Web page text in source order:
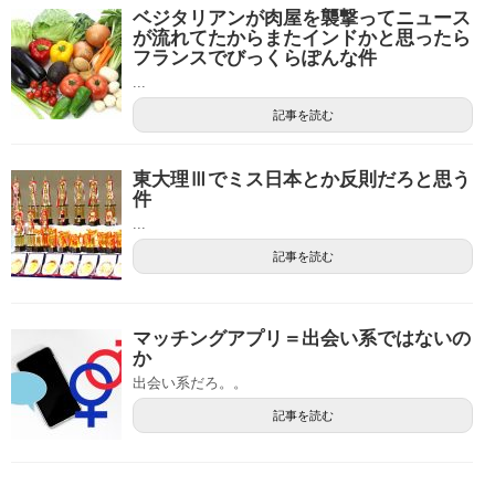
ベジタリアンが肉屋を襲撃ってニュース
が流れてたからまたインドかと思ったら
フランスでびっくらぽんな件
記事を読む
東大理Ⅲでミス日本とか反則だろと思う
件
記事を読む
マッチングアプリ＝出会い系ではないの
か
出会い系だろ。。
記事を読む